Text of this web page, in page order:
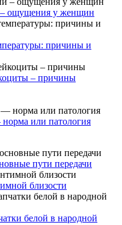
– ощущения у женщин
причины и
– причины
или патология
пути передачи
близости
белой в народной